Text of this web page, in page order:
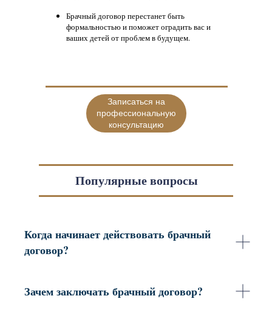
Записаться на
профессиональную
консультацию
Брачный договор перестанет быть
формальностью и поможет оградить вас и
ваших детей от проблем в будущем.
Популярные вопросы
Когда начинает действовать брачный
договор?
Зачем заключать брачный договор?